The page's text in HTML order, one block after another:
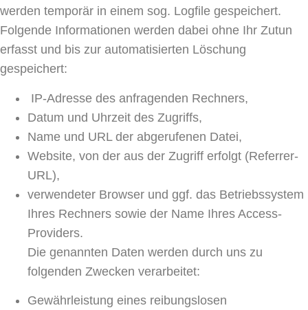
werden temporär in einem sog. Logfile gespeichert.
Folgende Informationen werden dabei ohne Ihr Zutun
erfasst und bis zur automatisierten Löschung
gespeichert:
IP-Adresse des anfragenden Rechners,
Datum und Uhrzeit des Zugriffs,
Name und URL der abgerufenen Datei,
Website, von der aus der Zugriff erfolgt (Referrer-
URL),
verwendeter Browser und ggf. das Betriebssystem
Ihres Rechners sowie der Name Ihres Access-
Providers.
Die genannten Daten werden durch uns zu
folgenden Zwecken verarbeitet:
Gewährleistung eines reibungslosen